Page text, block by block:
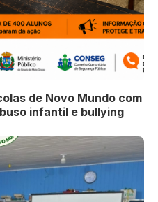
de Novo Mundo com
infantil e bullying